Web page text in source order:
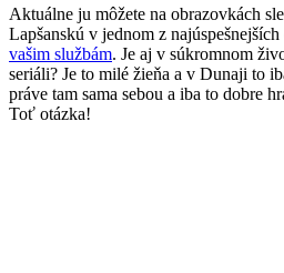
Aktuálne ju môžete na obrazovkách
Lapšanskú v jednom z
vašim službám. Je aj v súkromnom
seriáli? Je to milé žieňa a v Dunaji to
práve tam sama sebou a iba to dobre
Toť otázka!